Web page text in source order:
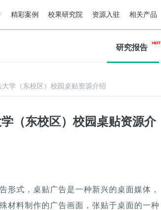
精彩案例 校果研究院 资源入驻 相关产品
研究报告
学（东校区）校园桌贴资源介绍
（东校区）校园桌贴资源介
形式，桌贴广告是一种新兴的桌面媒体，
材料制作的广告画面，张贴于桌面的一种